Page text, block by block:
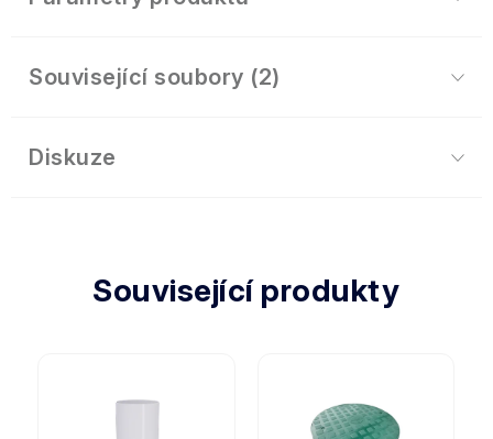
Související soubory (2)
Diskuze
Související produkty